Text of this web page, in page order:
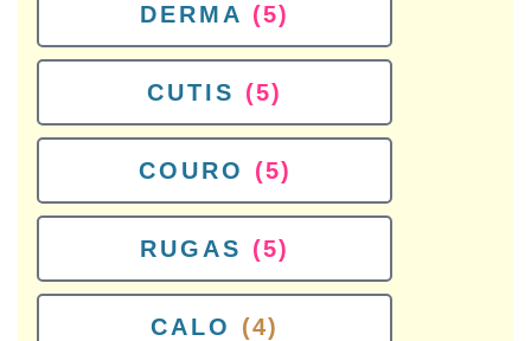
DERMA (5)
CUTIS (5)
COURO (5)
RUGAS (5)
CALO (4)